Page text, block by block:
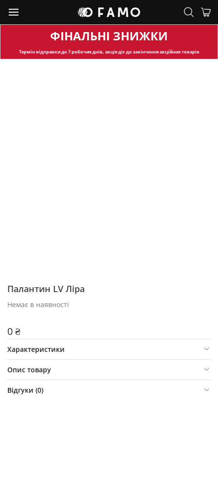
ФІНАЛЬНІ ЗНИЖКИ
Термін відправкидо 7 робочих днів, акція діє до закінчення акційних товарів
Палантин LV Ліра
Немає в наявності
0 ₴
Характеристики
Опис товару
Відгуки (0)